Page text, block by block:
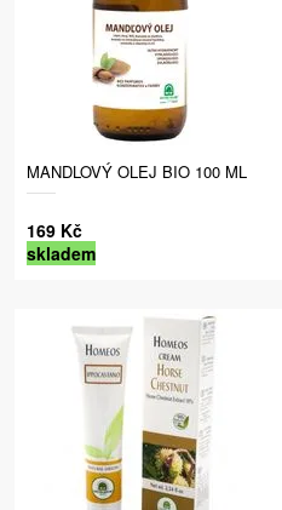
MANDLOVÝ OLEJ BIO 100 ML
169 Kč
skladem